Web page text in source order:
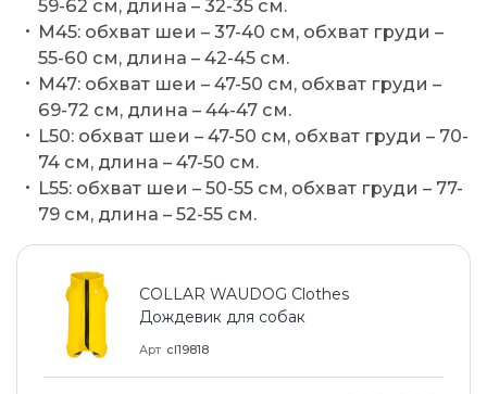
59-62 см, длина – 32-35 см.
M45: обхват шеи – 37-40 см, обхват груди –
55-60 см, длина – 42-45 см.
M47: обхват шеи – 47-50 см, обхват груди –
69-72 см, длина – 44-47 см.
L50: обхват шеи – 47-50 см, обхват груди – 70-
74 см, длина – 47-50 см.
L55: обхват шеи – 50-55 см, обхват груди – 77-
79 см, длина – 52-55 см.
COLLAR WAUDOG Clothes
Дождевик для собак
Арт cl19818